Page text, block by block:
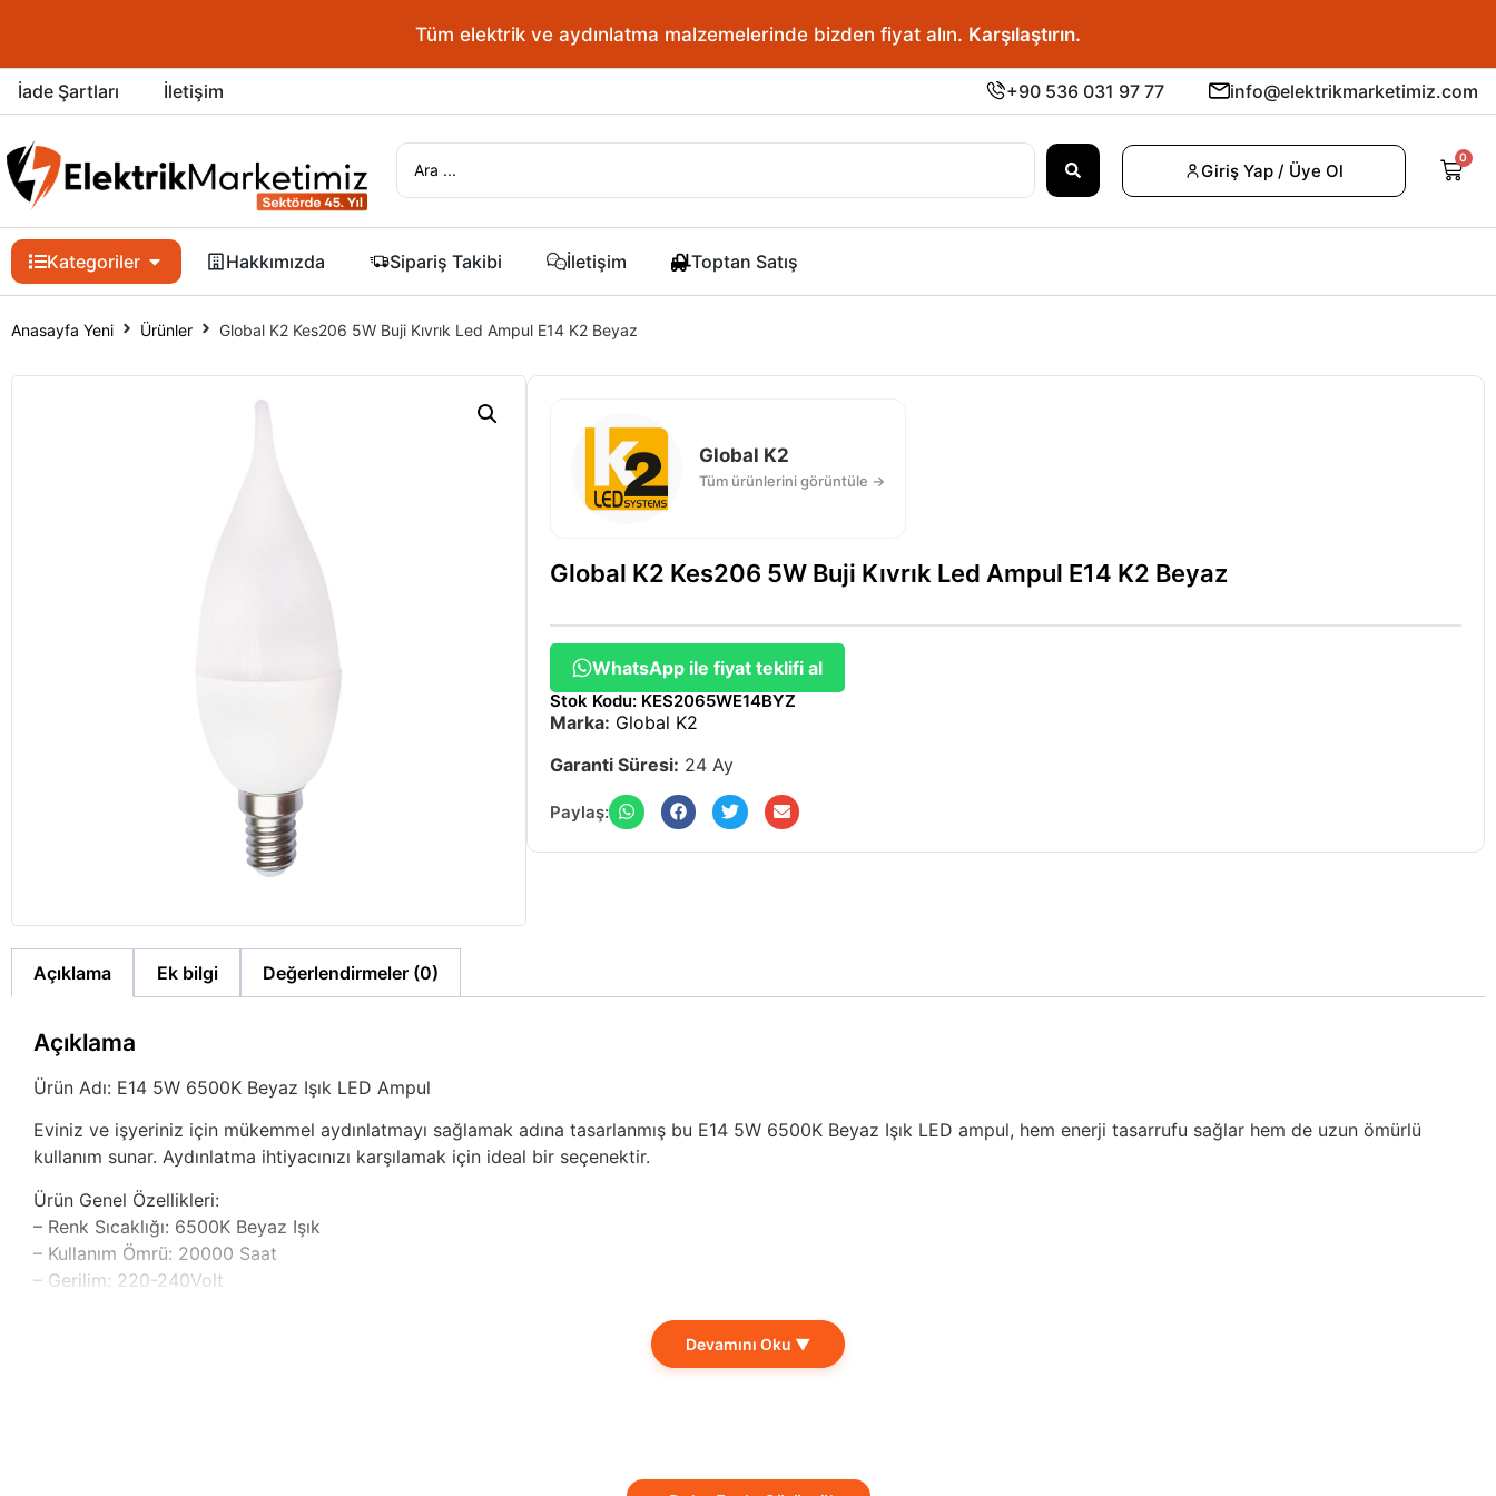
Tüm elektrik ve aydınlatma malzemelerinde bizden fiyat alın. En doğru fiyatı bulun.
İade Şartları İletişim +90 536 031 97 77 info@elektrikmarketimiz.com
Giriş Yap / Üye Ol
0
Kategoriler Hakkımızda Sipariş Takibi İletişim Toptan Satış
Anasayfa Yeni Ürünler Global K2 Kes206 5W Buji Kıvrık Led Ampul E14 K2 Beyaz
Global K2
Tüm ürünlerini görüntüle →
Global K2 Kes206 5W Buji Kıvrık Led Ampul E14 K2 Beyaz
WhatsApp ile fiyat teklifi al
Stok Kodu: KES2065WE14BYZ
Marka: Global K2
Garanti Süresi: 24 Ay
Paylaş:
Açıklama Ek bilgi Değerlendirmeler (0)
Açıklama
Ürün Adı: E14 5W 6500K Beyaz Işık LED Ampul
Eviniz ve işyeriniz için mükemmel aydınlatmayı sağlamak adına tasarlanmış bu E14 5W 6500K Beyaz Işık LED ampul, hem enerji tasarrufu sağlar hem de uzun ömürlü
kullanım sunar. Aydınlatma ihtiyacınızı karşılamak için ideal bir seçenektir.
Ürün Genel Özellikleri:
– Renk Sıcaklığı: 6500K Beyaz Işık
– Kullanım Ömrü: 20000 Saat
– Gerilim: 220-240Volt
Devamını Oku ▼